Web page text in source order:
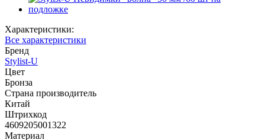
Характеристики:
Все характеристики
Бренд
Stylist-U
Цвет
Бронза
Страна производитель
Китай
Штрихкод
4609205001322
Материал